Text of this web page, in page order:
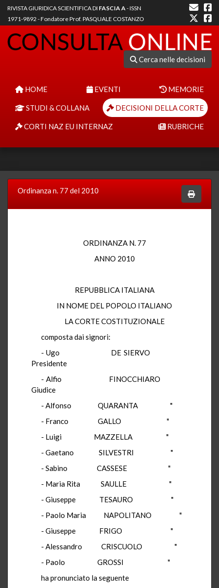
RIVISTA GIURIDICA SCIENTIFICA DI FASCIA A- ISSN
1971-9892 - Fondatore Prof. PASQUALE COSTANZO
Cerca nelle decisioni
HOME EVENTI MEMORIE
STUDI & COLLANA DECISIONI DELLA CORTE
CORTI NAZ EU INTERNAZ RUBRICHE
Ordinanza n. 77 del 2010
ORDINANZA N. 77
ANNO 2010
REPUBBLICA ITALIANA
IN NOME DEL POPOLO ITALIANO
LA CORTE COSTITUZIONALE
composta dai signori:
- Ugo DE SIERVO
Presidente
- Alfio FINOCCHIARO
Giudice
- Alfonso QUARANTA "
- Franco GALLO "
- Luigi MAZZELLA "
- Gaetano SILVESTRI "
- Sabino CASSESE "
- Maria Rita SAULLE "
- Giuseppe TESAURO "
- Paolo Maria NAPOLITANO "
- Giuseppe FRIGO "
- Alessandro CRISCUOLO "
- Paolo GROSSI "
ha pronunciato la seguente